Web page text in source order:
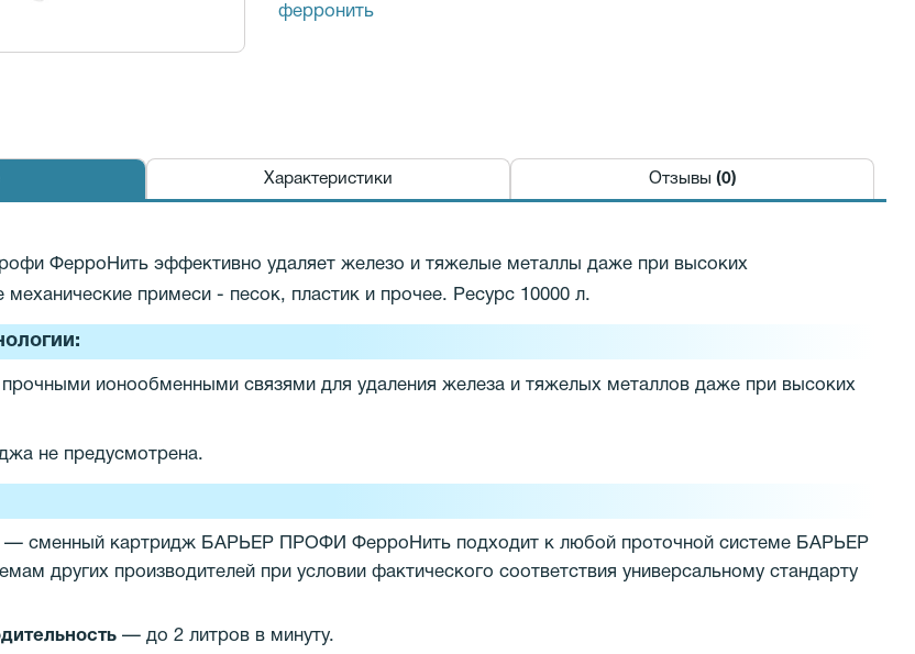
ферронить
Характеристики Отзывы (0)
ФерроНить эффективно удаляет железо и тяжелые металлы даже при высоких
механические примеси - песок, пластик и прочее. Ресурс 10000 л.
прочными ионообменными связями для удаления железа и тяжелых металлов даже при высоких
не предусмотрена.
сменный картридж БАРЬЕР ПРОФИ ФерроНить подходит к любой проточной системе БАРЬЕР
других производителей при условии фактического соответствия универсальному стандарту
— до 2 литров в минуту.